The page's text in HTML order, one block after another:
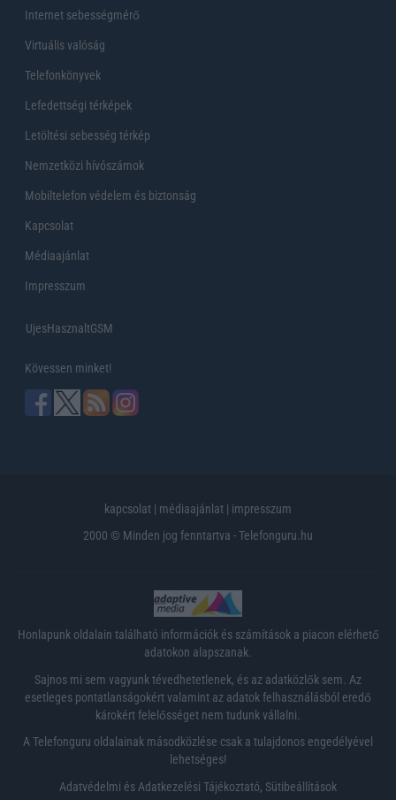
Internet sebességmérő
Virtuális valóság
Telefonkönyvek
Lefedettségi térképek
Letöltési sebesség térkép
Nemzetközi hívószámok
Mobiltelefon védelem és biztonság
Kapcsolat
Médiaajánlat
Impresszum
UjesHasznaltGSM
Kövessen minket!
kapcsolat | médiaajánlat | impresszum
2000 © Minden jog fenntartva - Telefonguru.hu
Honlapunk oldalain található információk és számítások a piacon elérhető
adatokon alapszanak.
Sajnos mi sem vagyunk tévedhetetlenek, és az adatközlők sem. Az
esetleges pontatlanságokért valamint az adatok felhasználásból eredő
károkért felelősséget nem tudunk vállalni.
A Telefonguru oldalainak másodközlése csak a tulajdonos engedélyével
lehetséges!
Adatvédelmi és Adatkezelési Tájékoztató, Sütibeállítások